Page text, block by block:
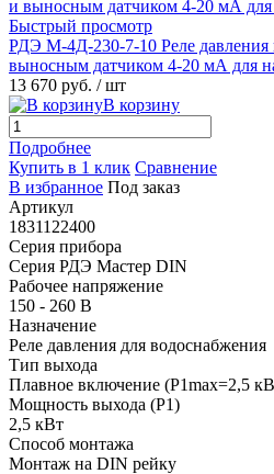
Быстрый просмотр
РДЭ М-4Д-230-7-10 Реле
выносным датчиком 4-20 мА для
13 670 руб. / шт
В корзину
Подробнее
Купить в 1 клик Сравнение
В избранное Под заказ
Артикул
1831122400
Серия прибора
Серия РДЭ Мастер DIN
Рабочее напряжение
150 - 260 В
Назначение
Реле давления для водоснабжения
Тип выхода
Плавное включение (P1max=2,5
Мощность выхода (P1)
2,5 кВт
Способ монтажа
Монтаж на DIN рейку